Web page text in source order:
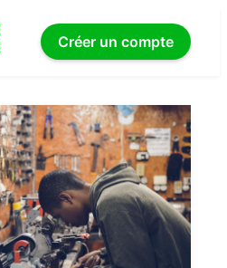
Créer un compte